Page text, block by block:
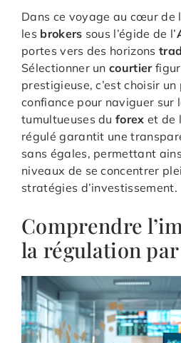
Dans ce voyage au cœur de
les brokers sous l’égide de l’
portes vers des horizons
Sélectionner uncourtier
prestigieuse, c’est choisir
confiance pour naviguer sur
tumultueuses duforex et de
régulé garantit une
sans égales, permettant
niveaux de se concentrer
stratégies d’investissement.
Comprendre
la régulation par